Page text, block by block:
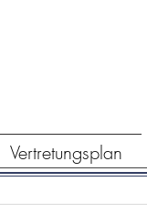
Vertretungsplan